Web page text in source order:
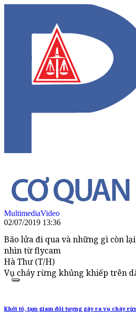
MultimediaVideo
02/07/2019 13:36
Bão lửa đi qua và những gì còn
nhìn từ flycam
Hà Thư (T/H)
Vụ cháy rừng khủng khiếp trên
Khởi tố, tạm giam đối tượng gây ra vụ cháy